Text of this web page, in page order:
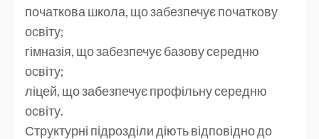
початкова школа, що забезпечує початкову
освіту;
гімназія, що забезпечує базову середню
освіту;
ліцей, що забезпечує профільну середню
освіту.
Структурні підрозділи діють відповідно до